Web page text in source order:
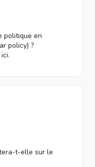
politique en
policy) ?
t-elle sur le